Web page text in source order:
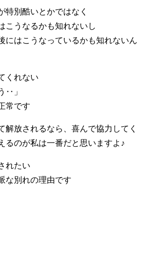
特別酷いとかではなく
こうなるかも知れないし
にはこうなっているかも知れないん
くれない
‥」
常です
解放されるなら、喜んで協力してく
るのが私は一番だと思いますよ♪
れたい
な別れの理由です